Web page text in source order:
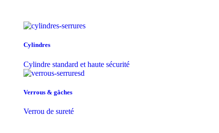
Cylindres
Cylindre standard et haute sécurité
Verrous & gâches
Verrou de sureté